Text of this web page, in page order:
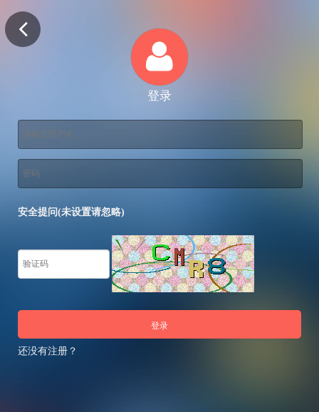
登录
安全提问(未设置请忽略)
登录
还没有注册？